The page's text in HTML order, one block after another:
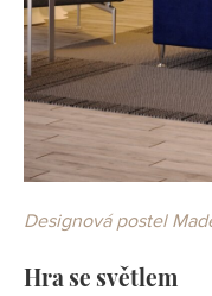
Designová postel
Hra se světlem